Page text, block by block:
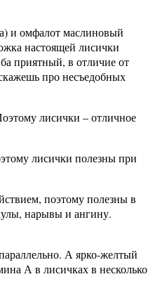
и омфалот маслиновый
настоящей лисички
приятный, в отличие от
про несъедобных
лисички – отличное
лисички полезны при
поэтому полезны в
нарывы и ангину.
А ярко-желтый
А в лисичках в несколько